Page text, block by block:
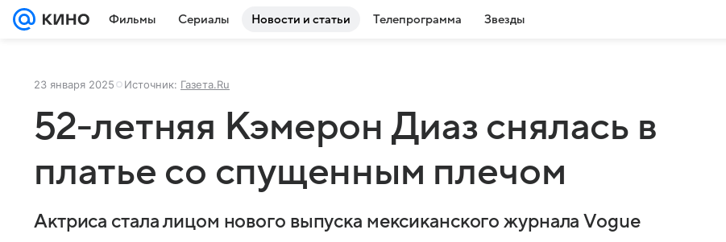
Фильмы Сериалы Новости и статьи Телепрограмма Звезды
23 января 2025 Источник: Газета.Ru
52-летняя Кэмерон Диаз снялась в
платье со спущенным плечом
Актриса стала лицом нового выпуска мексиканского журнала Vogue